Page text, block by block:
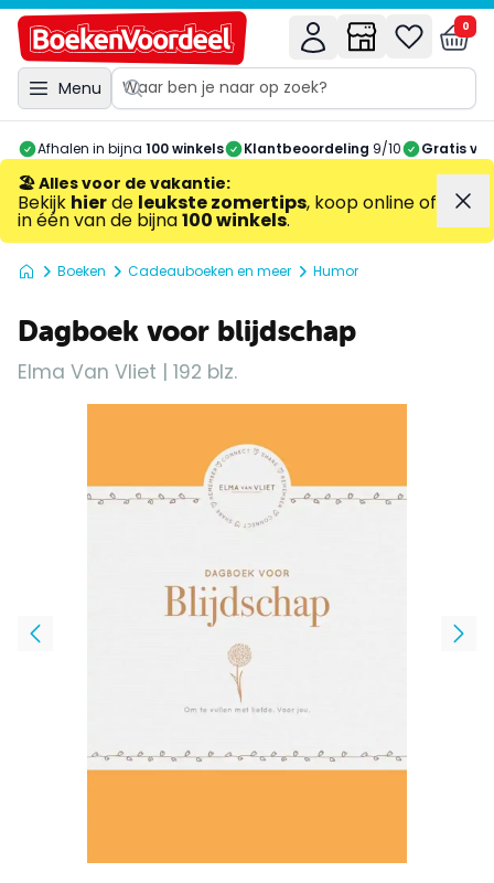
Menu
0
Afhalen in bijna 100 winkels Klantbeoordeling 9/10 Gratis
🏖️ Alles voor de vakantie:
Bekijk hierde leukste zomertips, koop online of
in één van de bijna100 winkels.
Boeken Cadeauboeken en meer Humor
Dagboek voor blijdschap
Elma Van Vliet | 192 blz.